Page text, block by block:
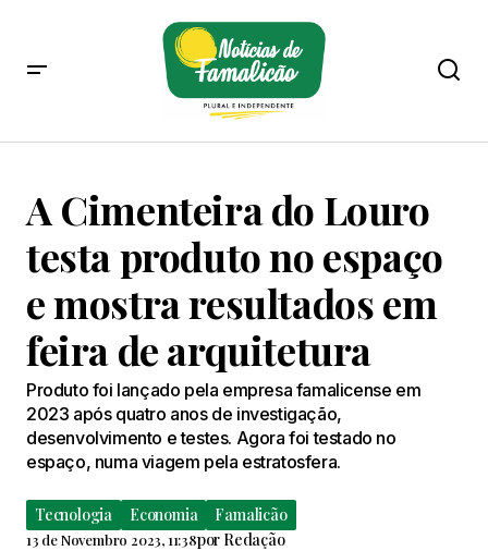
A Cimenteira do Louro
testa produto no espaço
e mostra resultados em
feira de arquitetura
Produto foi lançado pela empresa famalicense em
2023 após quatro anos de investigação,
desenvolvimento e testes. Agora foi testado no
espaço, numa viagem pela estratosfera.
Tecnologia Economia Famalicão
13 de Novembro 2023, 11:38por Redação